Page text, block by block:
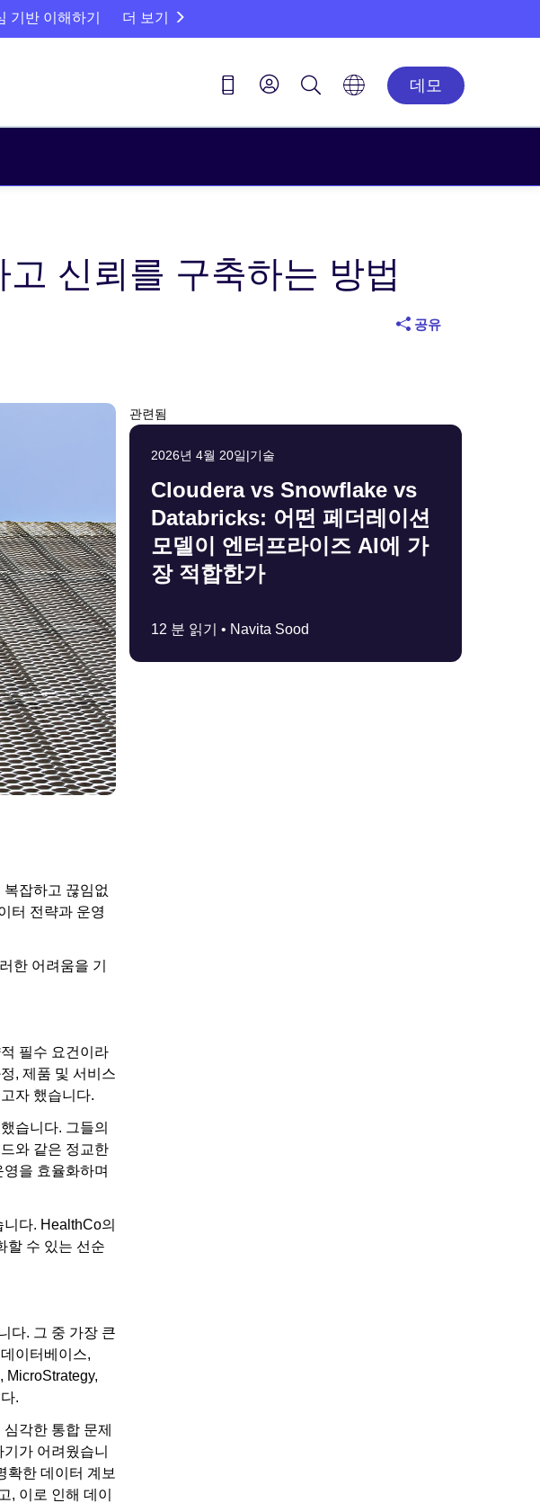
기반 이해하기 더 보기
데모
신뢰를 구축하는 방법
공유
잡하고 끊임없
터 전략과 운영
한 어려움을 기
필수 요건이라
, 제품 및 서비스
자 했습니다.
습니다. 그들의
와 같은 정교한
을 효율화하며
다. HealthCo의
할 수 있는 선순
다. 그 중 가장 큰
이터베이스,
MicroStrategy,
.
각한 통합 문제
가 어려웠습니
확한 데이터 계보
, 이로 인해 데이
관련됨
2026년 4월 20일|기술
Cloudera vs Snowflake vs
Databricks: 어떤 페더레이션
모델이 엔터프라이즈 AI에 가
장 적합한가
12 분 읽기 • Navita Sood